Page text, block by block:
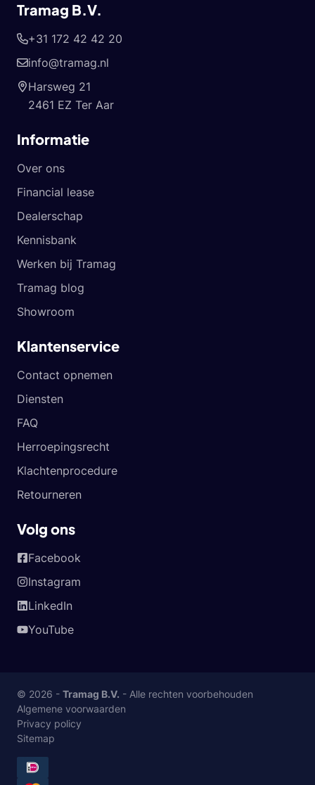
Tramag B.V.
+31 172 42 42 20
info@tramag.nl
Harsweg 21
2461 EZ Ter Aar
Informatie
Over ons
Financial lease
Dealerschap
Kennisbank
Werken bij Tramag
Tramag blog
Showroom
Klantenservice
Contact opnemen
Diensten
FAQ
Herroepingsrecht
Klachtenprocedure
Retourneren
Volg ons
Facebook
Instagram
LinkedIn
YouTube
© 2026 - Tramag B.V. - Alle rechten voorbehouden
Algemene voorwaarden
Privacy policy
Sitemap